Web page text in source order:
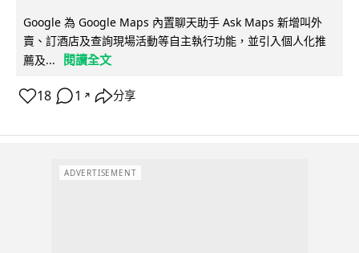
Google 為 Google Maps 內置聊天助手 Ask Maps 新增叫外
賣、訂酒店及查詢現場活動等自主執行功能，並引入個人化推
薦及...
閱讀全文
18 1 ↗ 分享
ADVERTISEMENT